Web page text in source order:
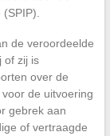
de veroordeelde
of zij is
over de
de uitvoering
gebrek aan
of vertraagde